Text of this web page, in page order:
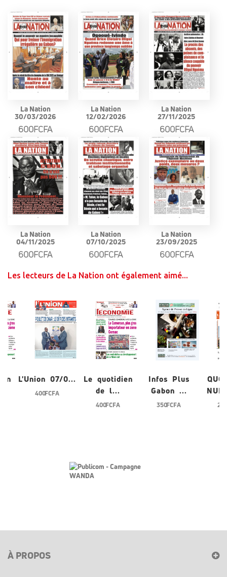
La Nation
30/03/2026
600FCFA
La Nation
12/02/2026
600FCFA
La Nation
27/11/2025
600FCFA
La Nation
04/11/2025
600FCFA
La Nation
07/10/2025
600FCFA
La Nation
23/09/2025
600FCFA
Les lecteurs de La Nation ont également aimé...
L'Union 07/0...
400 FCFA
Le quotidien
de l...
400 FCFA
Infos Plus
Gabon ...
350 FCFA
À PROPOS